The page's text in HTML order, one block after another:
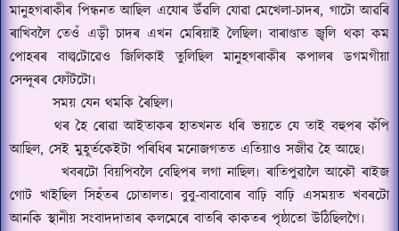
মানুহগৰাকীৰ পিন্ধনত আছিল এযোৰ উঁৱলি যোৱা মেখেলা-চাদৰ, গাটো আৱৰি
ৰাখিবলৈ তেওঁ এড়ী চাদৰ এখন মেৰিয়াই লৈছিল৷ বাৰাণ্ডাত জ্বলি থকা কম
পোহৰৰবাল্বটোৱেও জিলিকাই তুলিছিল মানুহগৰাকীৰ কপালৰ ডগমগীয়া
সেন্দূৰৰ ফোঁটটো৷
সময় যেন থমকি ৰৈছিল৷
থৰ হৈ ৰোৱা আইতাকৰ হাতখনত ধৰি ভয়তে যে তাই বহুপৰ কঁপি
আছিল, সেই মুহূৰ্তকেইটা পৰিধিৰ মনোজগতত এতিয়াও সজীৱ হৈ আছে৷
খবৰটো বিয়পিবলৈ বেছিপৰ লগা নাছিল৷ ৰাতিপুৱালৈ আকৌ ৰাইজ
গোট খাইছিল সিহঁতৰ চোতালত৷ বুবু-বাবাবোৰ বাঢ়ি বাঢ়ি এসময়ত খবৰটো
আনকি স্থানীয় সংবাদদাতাৰ কলমেৰে বাতৰি কাকতৰ পৃষ্ঠাতো উঠিছিলগৈ৷